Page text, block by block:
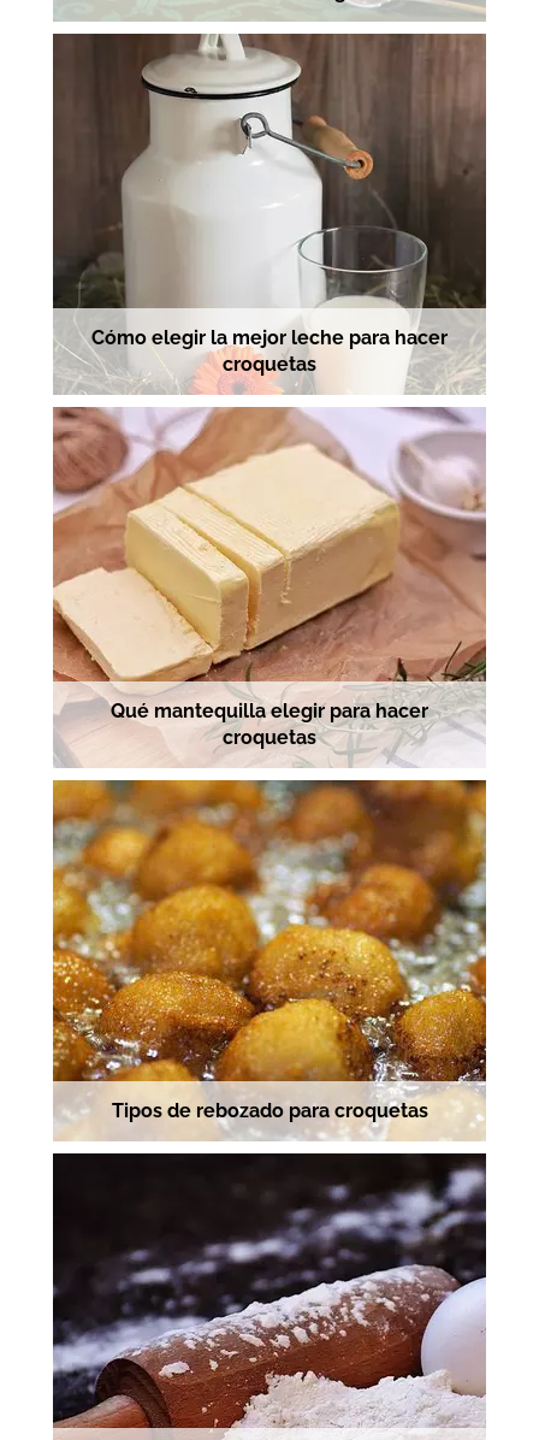
Cómo elegir la mejor leche para hacer
croquetas
Qué mantequilla elegir para hacer
croquetas
Tipos de rebozado para croquetas